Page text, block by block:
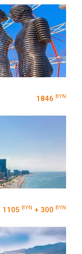
1846 BYN
1105 BYN + 300 BYN